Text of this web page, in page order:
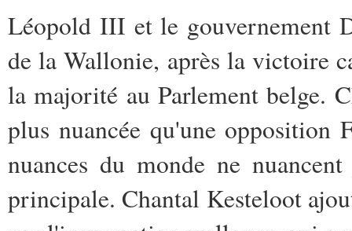
Léopold III et le gouvernement
de la Wallonie, après la victoire
la majorité au Parlement belge.
plus nuancée qu'une opposition
nuances du monde ne
principale. Chantal Kesteloot